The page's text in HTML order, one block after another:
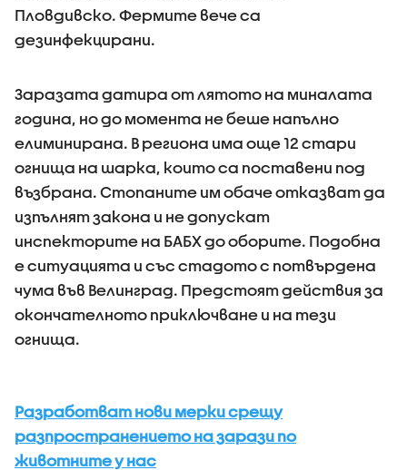
Пловдивско. Фермите вече са
дезинфекцирани.
Заразата датира от лятото на миналата
година, но до момента не беше напълно
елиминирана. В региона има още 12 стари
огнища на шарка, които са поставени под
възбрана. Стопаните им обаче отказват да
изпълнят закона и не допускат
инспекторите на БАБХ до оборите. Подобна
е ситуацията и със стадото с потвърдена
чума във Велинград. Предстоят действия за
окончателното приключване и на тези
огнища.
Разработват нови мерки срещу
разпространението на зарази по
животните у нас